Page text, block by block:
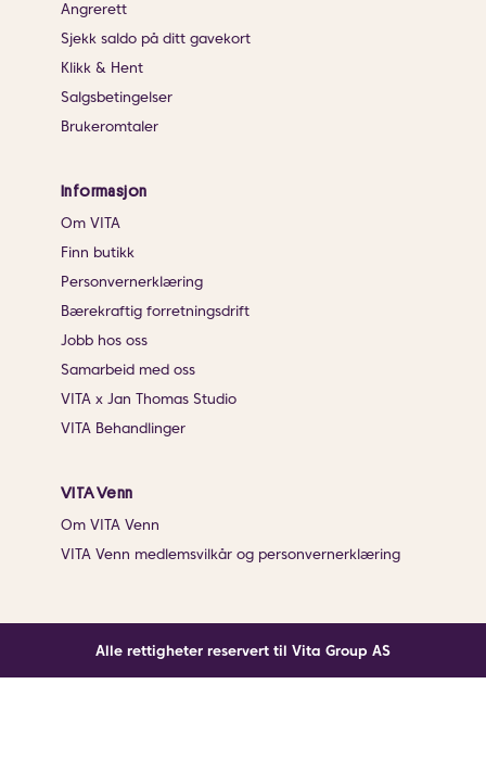
Angrerett
Sjekk saldo på ditt gavekort
Klikk & Hent
Salgsbetingelser
Brukeromtaler
Informasjon
Om VITA
Finn butikk
Personvernerklæring
Bærekraftig forretningsdrift
Jobb hos oss
Samarbeid med oss
VITA x Jan Thomas Studio
VITA Behandlinger
VITA Venn
Om VITA Venn
VITA Venn medlemsvilkår og personvernerklæring
Alle rettigheter reservert til Vita Group AS